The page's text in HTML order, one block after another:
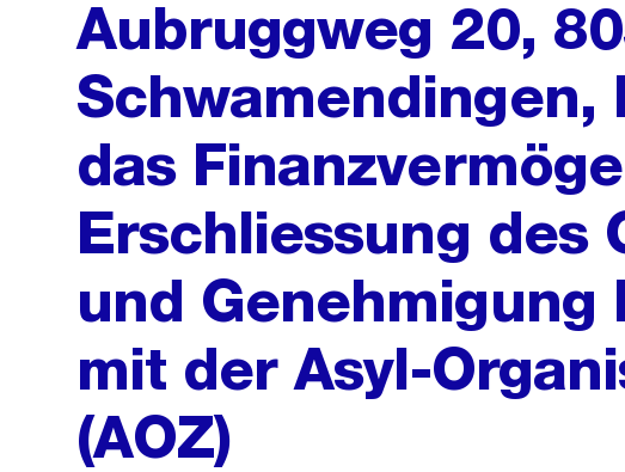
Aubruggweg 20,
Schwamendingen,
das
Erschliessung des
und Genehmigung
mit der Asyl-
(AOZ)